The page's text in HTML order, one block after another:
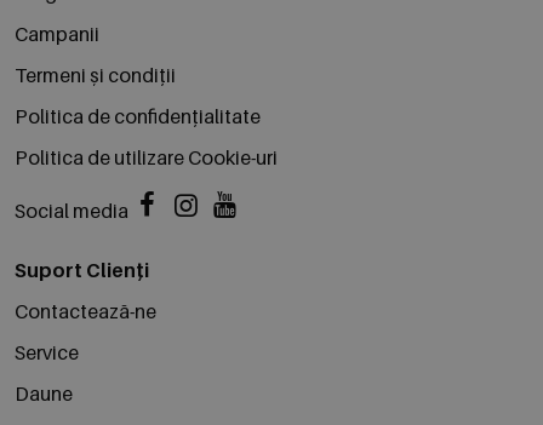
Campanii
Termeni și condiții
Politica de confidențialitate
Politica de utilizare Cookie-uri
Social media
Suport Clienți
Contactează-ne
Service
Daune